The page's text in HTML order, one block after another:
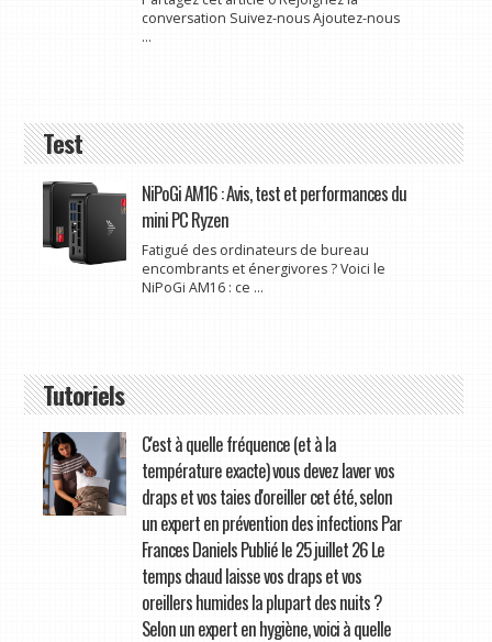
conversation Suivez-nous Ajoutez-nous
...
Test
NiPoGi AM16 : Avis, test et performances du
mini PC Ryzen
Fatigué des ordinateurs de bureau
encombrants et énergivores ? Voici le
NiPoGi AM16 : ce ...
Tutoriels
C'est à quelle fréquence (et à la
température exacte) vous devez laver vos
draps et vos taies d'oreiller cet été, selon
un expert en prévention des infections Par
Frances Daniels Publié le 25 juillet 26 Le
temps chaud laisse vos draps et vos
oreillers humides la plupart des nuits ?
Selon un expert en hygiène, voici à quelle